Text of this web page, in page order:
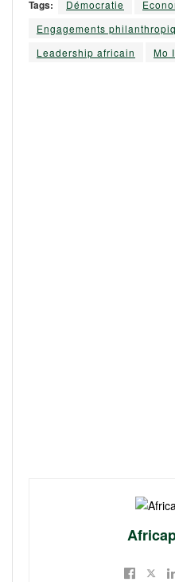
Tags: Démocratie
Engagements
Leadership africain
Mo